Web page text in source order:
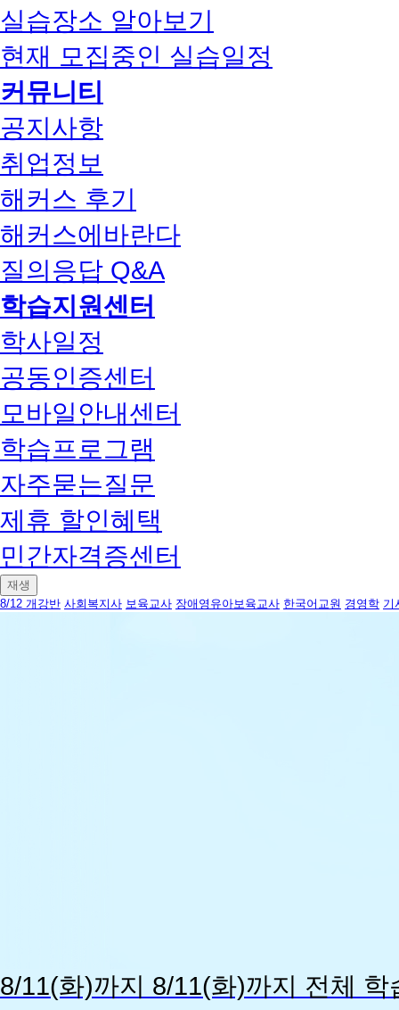
실습장소 알아보기
현재 모집중인 실습일정
커뮤니티
공지사항
취업정보
해커스 후기
해커스에바란다
질의응답 Q&A
학습지원센터
학사일정
공동인증센터
모바일안내센터
학습프로그램
자주묻는질문
제휴 할인혜택
민간자격증센터
재생
8/12 개강반 사회복지사 보육교사 장애영유아보육교사 한국어교원 경영학 기
8/11(화)까지 8/11(화)까지 전체 학